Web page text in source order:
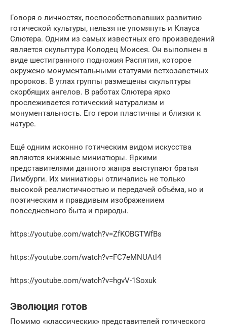
Говоря о личностях, поспособствовавших развитию
готической культуры, нельзя не упомянуть и Клауса
Слютера. Одним из самых известных его произведений
является скульптура Колодец Моисея. Он выполнен в
виде шестигранного подножия Распятия, которое
окружено монументальными статуями ветхозаветных
пророков. В углах группы размещены скульптуры
скорбящих ангелов. В работах Слютера ярко
прослеживается готический натурализм и
монументальность. Его герои пластичны и близки к
натуре.
Ещё одним исконно готическим видом искусства
являются книжные миниатюры. Яркими
представителями данного жанра выступают братья
Лимбурги. Их миниатюры отличались не только
высокой реалистичностью и передачей объёма, но и
поэтическим и правдивым изображением
повседневного быта и природы.
https://youtube.com/watch?v=ZfKOBGTWfBs
https://youtube.com/watch?v=FC7eMNUAtl4
https://youtube.com/watch?v=hgvV-1Soxuk
Эволюция готов
Помимо «классических» представителей готического